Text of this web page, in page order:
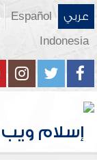
عربي Español
Indonesia